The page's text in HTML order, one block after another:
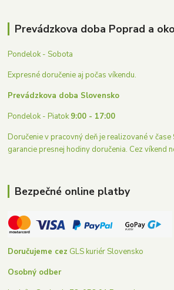
Prevádzkova doba Poprad a
Pondelok - Sobota
Expresné doručenie aj počas víkendu.
Prevádzkova doba Slovensko
Pondelok - Piatok9:00 - 17:00
Doručenie v pracovný deň je realizované v čase
garancie presnej hodiny doručenia. Cez víkend
Bezpečné online platby
Doručujeme cez GLS kuriér Slovensko
Osobný odber